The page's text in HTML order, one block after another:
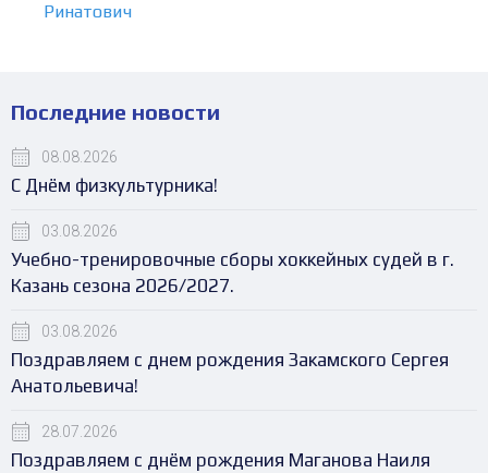
Ринатович
Последние новости
08.08.2026
С Днём физкультурника!
03.08.2026
Учебно-тренировочные сборы хоккейных судей в г.
Казань сезона 2026/2027.
03.08.2026
Поздравляем с днем рождения Закамского Сергея
Анатольевича!
28.07.2026
Поздравляем с днём рождения Маганова Наиля